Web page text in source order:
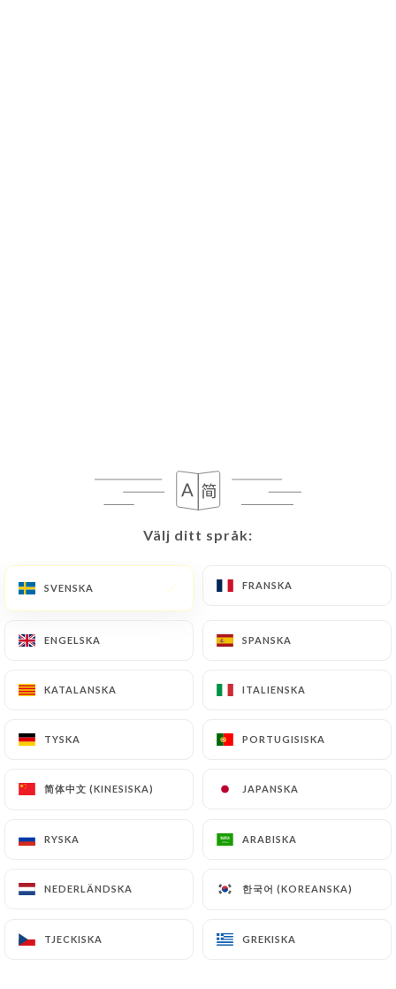
Välj ditt språk:
SVENSKA FRANSKA
ENGELSKA SPANSKA
KATALANSKA ITALIENSKA
TYSKA PORTUGISISKA
简体中文 (KINESISKA) JAPANSKA
RYSKA ARABISKA
NEDERLÄNDSKA 한국어 (KOREANSKA)
TJECKISKA GREKISKA
Välj ditt språk:
SVENSKA FRANSKA
ENGELSKA SPANSKA
KATALANSKA ITALIENSKA
TYSKA PORTUGISISKA
简体中文 (KINESISKA) JAPANSKA
RYSKA ARABISKA
NEDERLÄNDSKA 한국어 (KOREANSKA)
TJECKISKA GREKISKA